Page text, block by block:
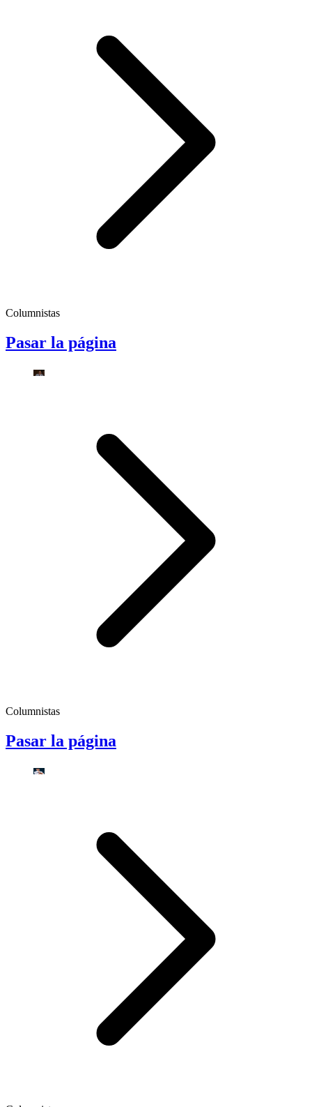
Columnistas
Pasar la página
Columnistas
Pasar la página